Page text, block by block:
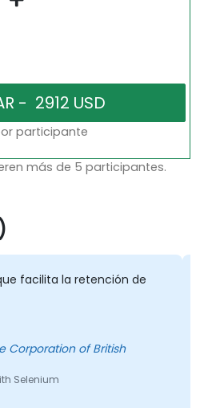
participante
más de 5 participantes.
facilita la retención de
Corporation of British
Selenium